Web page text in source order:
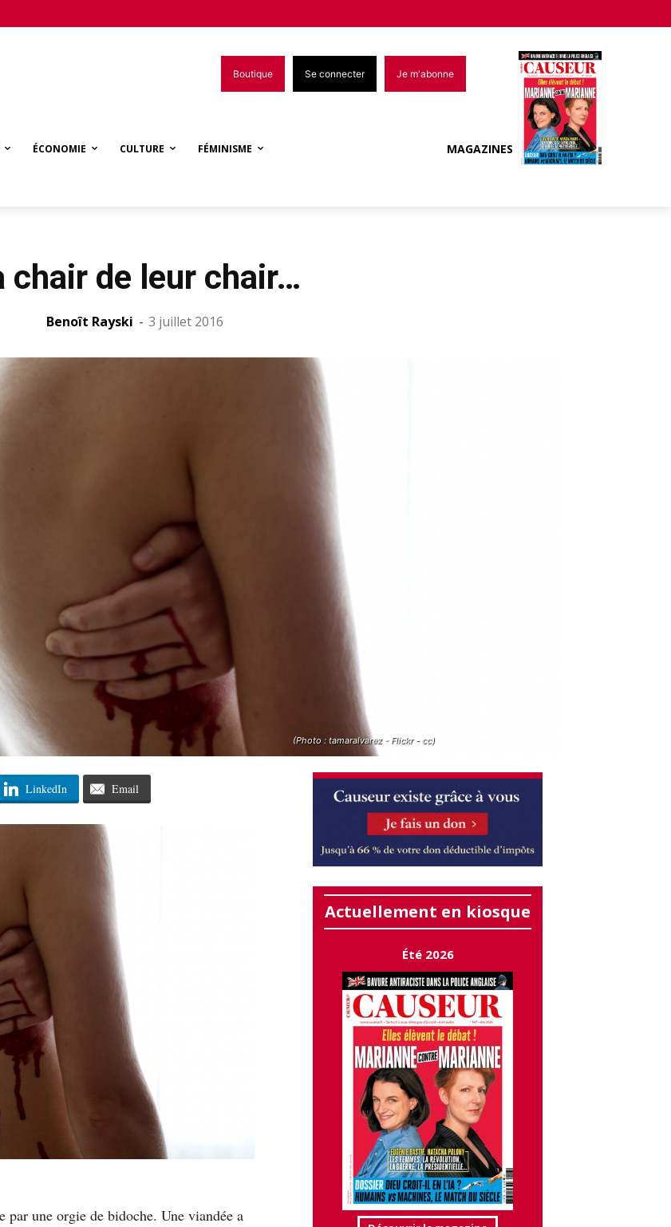
Boutique Se connecter Je m'abonne
ÉCONOMIE CULTURE FÉMINISME MAGAZINES
chair de leur chair…
Benoît Rayski - 3 juillet 2016
(Photo : tamaralvarez - Flickr - cc)
LinkedIn Email
une orgie de bidoche. Une viandée a
Actuellement en kiosque
Été 2026